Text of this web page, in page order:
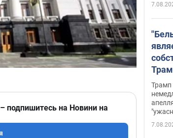
Video
подпишитесь на Новини на
Трамп